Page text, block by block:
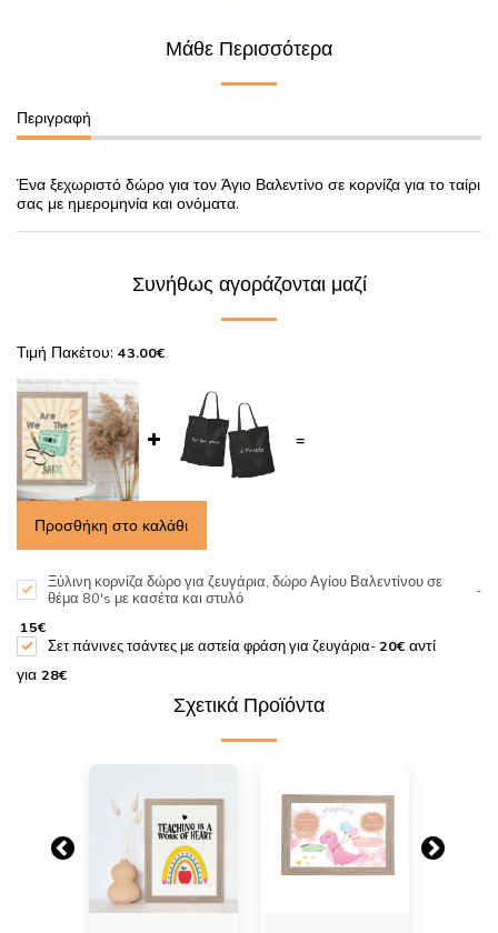
Μάθε Περισσότερα
Περιγραφή
Ένα ξεχωριστό δώρο για τον Άγιο Βαλεντίνο σε κορνίζα για το ταίρι
σας με ημερομηνία και ονόματα.
Συνήθως αγοράζονται μαζί
Τιμή Πακέτου: 43.00€
=
Προσθήκη στο καλάθι
Ξύλινη κορνίζα δώρο για ζευγάρια, δώρο Αγίου Βαλεντίνου σε
θέμα 80's με κασέτα και στυλό
-
15€
Σετ πάνινες τσάντες με αστεία φράση για ζευγάρια-20€ αντί
για 28€
Σχετικά Προϊόντα